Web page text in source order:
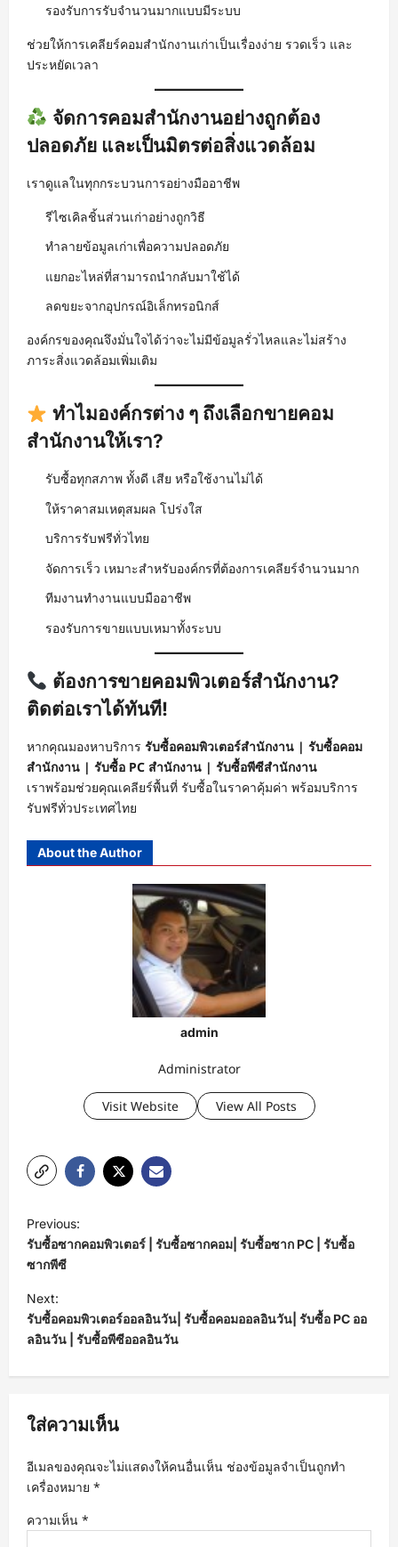
รองรับการรับจำนวนมากแบบมีระบบ
ช่วยให้การเคลียร์คอมสำนักงานเก่าเป็นเรื่องง่าย รวดเร็ว และ
ประหยัดเวลา
จัดการคอมสำนักงานอย่างถูกต้อง
ปลอดภัย และเป็นมิตรต่อสิ่งแวดล้อม
เราดูแลในทุกกระบวนการอย่างมืออาชีพ
รีไซเคิลชิ้นส่วนเก่าอย่างถูกวิธี
ทำลายข้อมูลเก่าเพื่อความปลอดภัย
แยกอะไหล่ที่สามารถนำกลับมาใช้ได้
ลดขยะจากอุปกรณ์อิเล็กทรอนิกส์
องค์กรของคุณจึงมั่นใจได้ว่าจะไม่มีข้อมูลรั่วไหลและไม่สร้าง
ภาระสิ่งแวดล้อมเพิ่มเติม
ทำไมองค์กรต่าง ๆ ถึงเลือกขายคอม
สำนักงานให้เรา?
รับซื้อทุกสภาพ ทั้งดี เสีย หรือใช้งานไม่ได้
ให้ราคาสมเหตุสมผล โปร่งใส
บริการรับฟรีทั่วไทย
จัดการเร็ว เหมาะสำหรับองค์กรที่ต้องการเคลียร์จำนวนมาก
ทีมงานทำงานแบบมืออาชีพ
รองรับการขายแบบเหมาทั้งระบบ
ต้องการขายคอมพิวเตอร์สำนักงาน?
ติดต่อเราได้ทันที!
หากคุณมองหาบริการ รับซื้อคอมพิวเตอร์สำนักงาน | รับซื้อคอม
สำนักงาน | รับซื้อ PC สำนักงาน | รับซื้อพีซีสำนักงาน
เราพร้อมช่วยคุณเคลียร์พื้นที่ รับซื้อในราคาคุ้มค่า พร้อมบริการ
รับฟรีทั่วประเทศไทย
About the Author
admin
Administrator
Visit Website View All Posts
o
s
t
n
a
v
g
a
t
i
Previous:
รับซื้อซากคอมพิวเตอร์ | รับซื้อซากคอม| รับซื้อซาก PC | รับซื้อ
ซากพีซี
Next:
รับซื้อคอมพิวเตอร์ออลอินวัน| รับซื้อคอมออลอินวัน| รับซื้อ PC ออ
ลอินวัน | รับซื้อพีซีออลอินวัน
ใส่ความเห็น
อีเมลของคุณจะไม่แสดงให้คนอื่นเห็น ช่องข้อมูลจำเป็นถูกทำ
เครื่องหมาย *
ความเห็น *